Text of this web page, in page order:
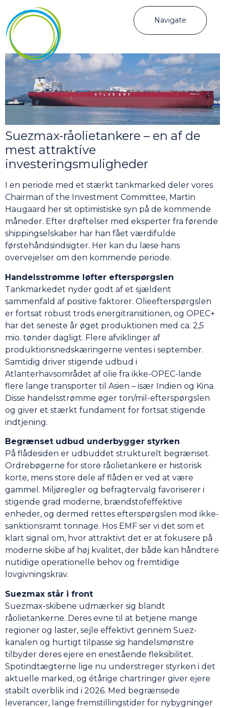
Navigate
Suezmax-råolietankere – en af de
mest attraktive
investeringsmuligheder
I en periode med et stærkt tankmarked deler vores
Chairman of the Investment Committee, Martin
Haugaard her sit optimistiske syn på de kommende
måneder. Efter drøftelser med eksperter fra førende
shippingselskaber har han fået værdifulde
førstehåndsindsigter. Her kan du læse hans
overvejelser om den kommende periode.
Handelsstrømme løfter efterspørgslen
Tankmarkedet nyder godt af et sjældent
sammenfald af positive faktorer. Olieefterspørgslen
er fortsat robust trods energitransitionen, og OPEC+
har det seneste år øget produktionen med ca. 2,5
mio. tønder dagligt. Flere afviklinger af
produktionsnedskæringerne ventes i september.
Samtidig driver stigende udbud i
Atlanterhavsområdet af olie fra ikke-OPEC-lande
flere lange transporter til Asien – især Indien og Kina.
Disse handelsstrømme øger ton/mil-efterspørgslen
og giver et stærkt fundament for fortsat stigende
indtjening.
Begrænset udbud underbygger styrken
På flådesiden er udbuddet strukturelt begrænset.
Ordrebøgerne for store råolietankere er historisk
korte, mens store dele af flåden er ved at være
gammel. Miljøregler og befragtervalg favoriserer i
stigende grad moderne, brændstofeffektive
enheder, og dermed rettes efterspørgslen mod ikke-
sanktionsramt tonnage. Hos EMF ser vi det som et
klart signal om, hvor attraktivt det er at fokusere på
moderne skibe af høj kvalitet, der både kan håndtere
nutidige operationelle behov og fremtidige
lovgivningskrav.
Suezmax står i front
Suezmax-skibene udmærker sig blandt
råolietankerne. Deres evne til at betjene mange
regioner og laster, sejle effektivt gennem Suez-
kanalen og hurtigt tilpasse sig handelsmønstre
tilbyder deres ejere en enestående fleksibilitet.
Spotindtægterne lige nu understreger styrken i det
aktuelle marked, og étårige chartringer giver ejere
stabilt overblik ind i 2026. Med begrænsede
leverancer, lange fremstillingstider for nybygninger